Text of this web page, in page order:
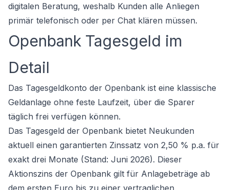
digitalen Beratung, weshalb Kunden alle Anliegen
primär telefonisch oder per Chat klären müssen.
Openbank Tagesgeld im
Detail
Das Tagesgeldkonto der Openbank ist eine klassische
Geldanlage ohne feste Laufzeit, über die Sparer
täglich frei verfügen können.
Das Tagesgeld der Openbank bietet Neukunden
aktuell einen garantierten Zinssatz von 2,50 % p.a. für
exakt drei Monate (Stand: Juni 2026). Dieser
Aktionszins der Openbank gilt für Anlagebeträge ab
dem ersten Euro bis zu einer vertraglichen